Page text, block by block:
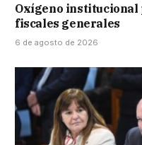
Oxígeno institucional
fiscales generales
6 de agosto de 2026